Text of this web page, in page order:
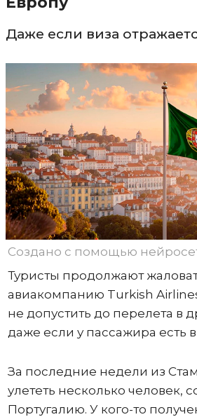
Даже если виза
Создано с помощью
Туристы продолжают
авиакомпанию Turkish
не допустить до перелета в
даже если у пассажира есть
За последние недели из
улететь несколько человек,
Португалию. У кого-то